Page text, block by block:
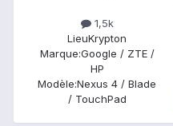
1,5k
LieuKrypton
Marque:Google / ZTE /
HP
Modèle:Nexus 4 / Blade
/ TouchPad